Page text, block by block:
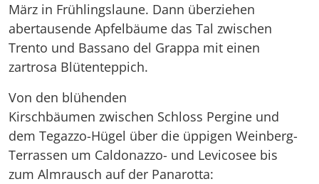
März in Frühlingslaune. Dann überziehen
abertausende Apfelbäume das Tal zwischen
Trento und Bassano del Grappa mit einen
zartrosa Blütenteppich.
Von den blühenden
Kirschbäumen zwischen Schloss Pergine und
dem Tegazzo-Hügel über die üppigen Weinberg-
Terrassen um Caldonazzo- und Levicosee bis
zum Almrausch auf der Panarotta: